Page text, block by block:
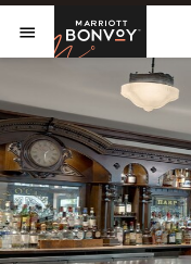
Skip to Content
메뉴 열기